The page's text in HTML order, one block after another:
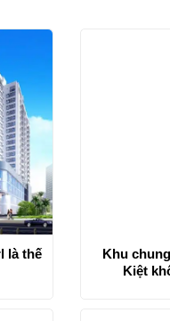
là thế
Khu
Kiệt